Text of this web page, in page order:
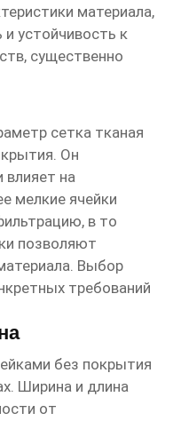
материала,
и устойчивость к
существенно
сетка тканая
. Он
влияет на
мелкие ячейки
в то
позволяют
Выбор
требований
без покрытия
Ширина и длина
от